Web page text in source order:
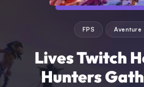
FPS Aventure
Lives Twitch
Hunters